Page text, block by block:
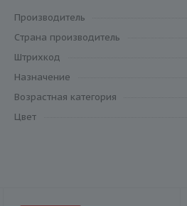
Производитель
Cтрана производитель
Штрихкод
Назначение
Возрастная категория
Цвет